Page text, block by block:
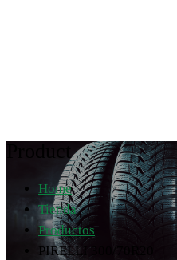
Product
Home
Tienda
Productos
PIRELLI 300/70R20